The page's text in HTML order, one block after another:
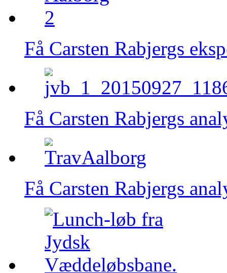
Få Carsten Rabjergs
Få Carsten Rabjergs
Få Carsten Rabjergs